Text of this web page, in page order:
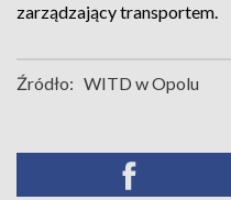
zarządzający transportem.
Źródło: WITD w Opolu